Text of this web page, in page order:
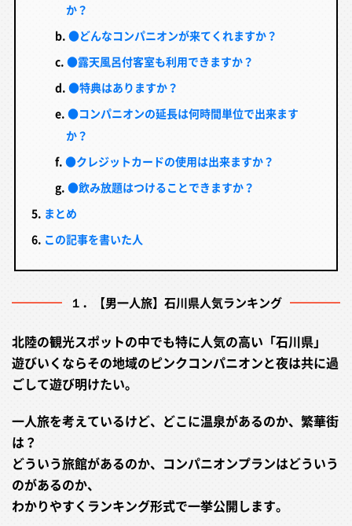
か？
●どんなコンパニオンが来てくれますか？
●露天風呂付客室も利用できますか？
●特典はありますか？
●コンパニオンの延長は何時間単位で出来ます
か？
●クレジットカードの使用は出来ますか？
●飲み放題はつけることできますか？
まとめ
この記事を書いた人
１．【男一人旅】石川県人気ランキング
北陸の観光スポットの中でも特に人気の高い「石川県」
遊びいくならその地域のピンクコンパニオンと夜は共に過
ごして遊び明けたい。
一人旅を考えているけど、どこに温泉があるのか、繁華街
は？
どういう旅館があるのか、コンパニオンプランはどういう
のがあるのか、
わかりやすくランキング形式で一挙公開します。